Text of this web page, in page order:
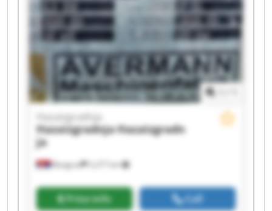
Beograd 2,277 km
Hazaizgradnja
HazaizgradnjaHazaizgradn
ja
Price info Call